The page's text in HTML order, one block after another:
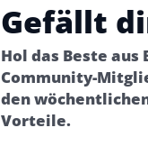
Gefällt
Hol das Beste aus
Community-
den
Vorteile.